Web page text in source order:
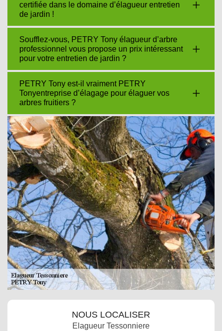
certifiée dans le domaine d’élagueur entretien
de jardin !
Soufflez-vous, PETRY Tony élagueur d’arbre
professionnel vous propose un prix intéressant
pour votre entretien de jardin ?
PETRY Tony est-il vraiment PETRY
Tonyentreprise d’élagage pour élaguer vos
arbres fruitiers ?
NOUS LOCALISER
Elagueur Tessonniere